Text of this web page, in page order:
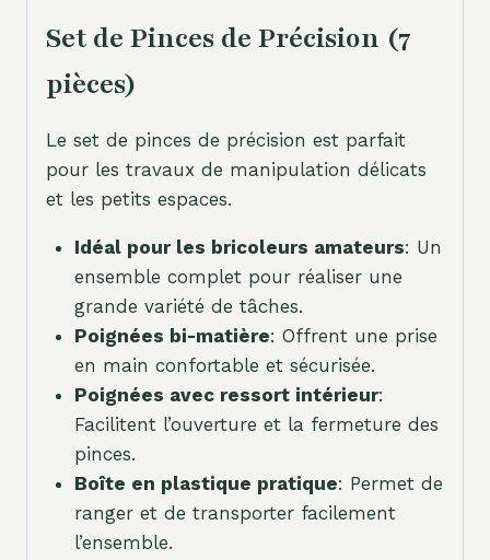
Set de Pinces de Précision (7
pièces)
Le set de pinces de précision est parfait
pour les travaux de manipulation délicats
et les petits espaces.
Idéal pour les bricoleurs amateurs: Un
ensemble complet pour réaliser une
grande variété de tâches.
Poignées bi-matière: Offrent une prise
en main confortable et sécurisée.
Poignées avec ressort intérieur:
Facilitent l’ouverture et la fermeture des
pinces.
Boîte en plastique pratique: Permet de
ranger et de transporter facilement
l’ensemble.